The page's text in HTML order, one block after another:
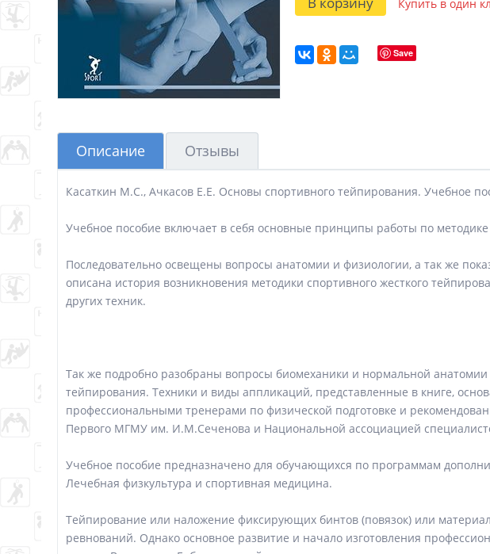
Купить в один
Save
Описание Отзывы
Касаткин М.С., Ачкасов Е.Е. Основы спортивного тейпирования. Учебное
Учебное пособие включает в себя основные принципы работы по
Последовательно освещены вопросы анатомии и физиологии, а так же
описана история возникновения методики спортивного жесткого
других техник.
Так же подробно разобраны вопросы биомеханики и нормальной
тейпирования. Техники и виды аппликаций, представленные в книге,
профессиональными тренерами по физической подготовке и
Первого МГМУ им. И.М.Сеченова и Национальной ассоциацией
Учебное пособие предназначено для обучающихся по программам
Лечебная физкультура и спортивная медицина.
Тейпирование или наложение фиксирующих бинтов (повязок) или
ревнований. Однако основное развитие и начало изготовления